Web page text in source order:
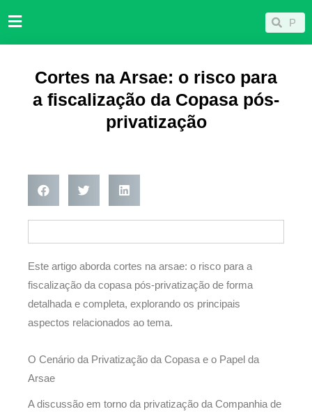
para
Pesquisar
Cortes na Arsae: o risco para
a fiscalização da Copasa pós-
privatização
Este artigo aborda cortes na arsae: o risco para a
fiscalização da copasa pós-privatização de forma
detalhada e completa, explorando os principais
aspectos relacionados ao tema.
O Cenário da Privatização da Copasa e o Papel da
Arsae
A discussão em torno da privatização da Companhia de